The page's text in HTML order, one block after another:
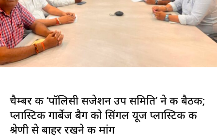
चैम्बर की ‘पॉलिसी सजेशन उप समिति’ ने की बैठक;
प्लास्टिक गार्बेज बैग को सिंगल यूज प्लास्टिक की
श्रेणी से बाहर रखने की मांग